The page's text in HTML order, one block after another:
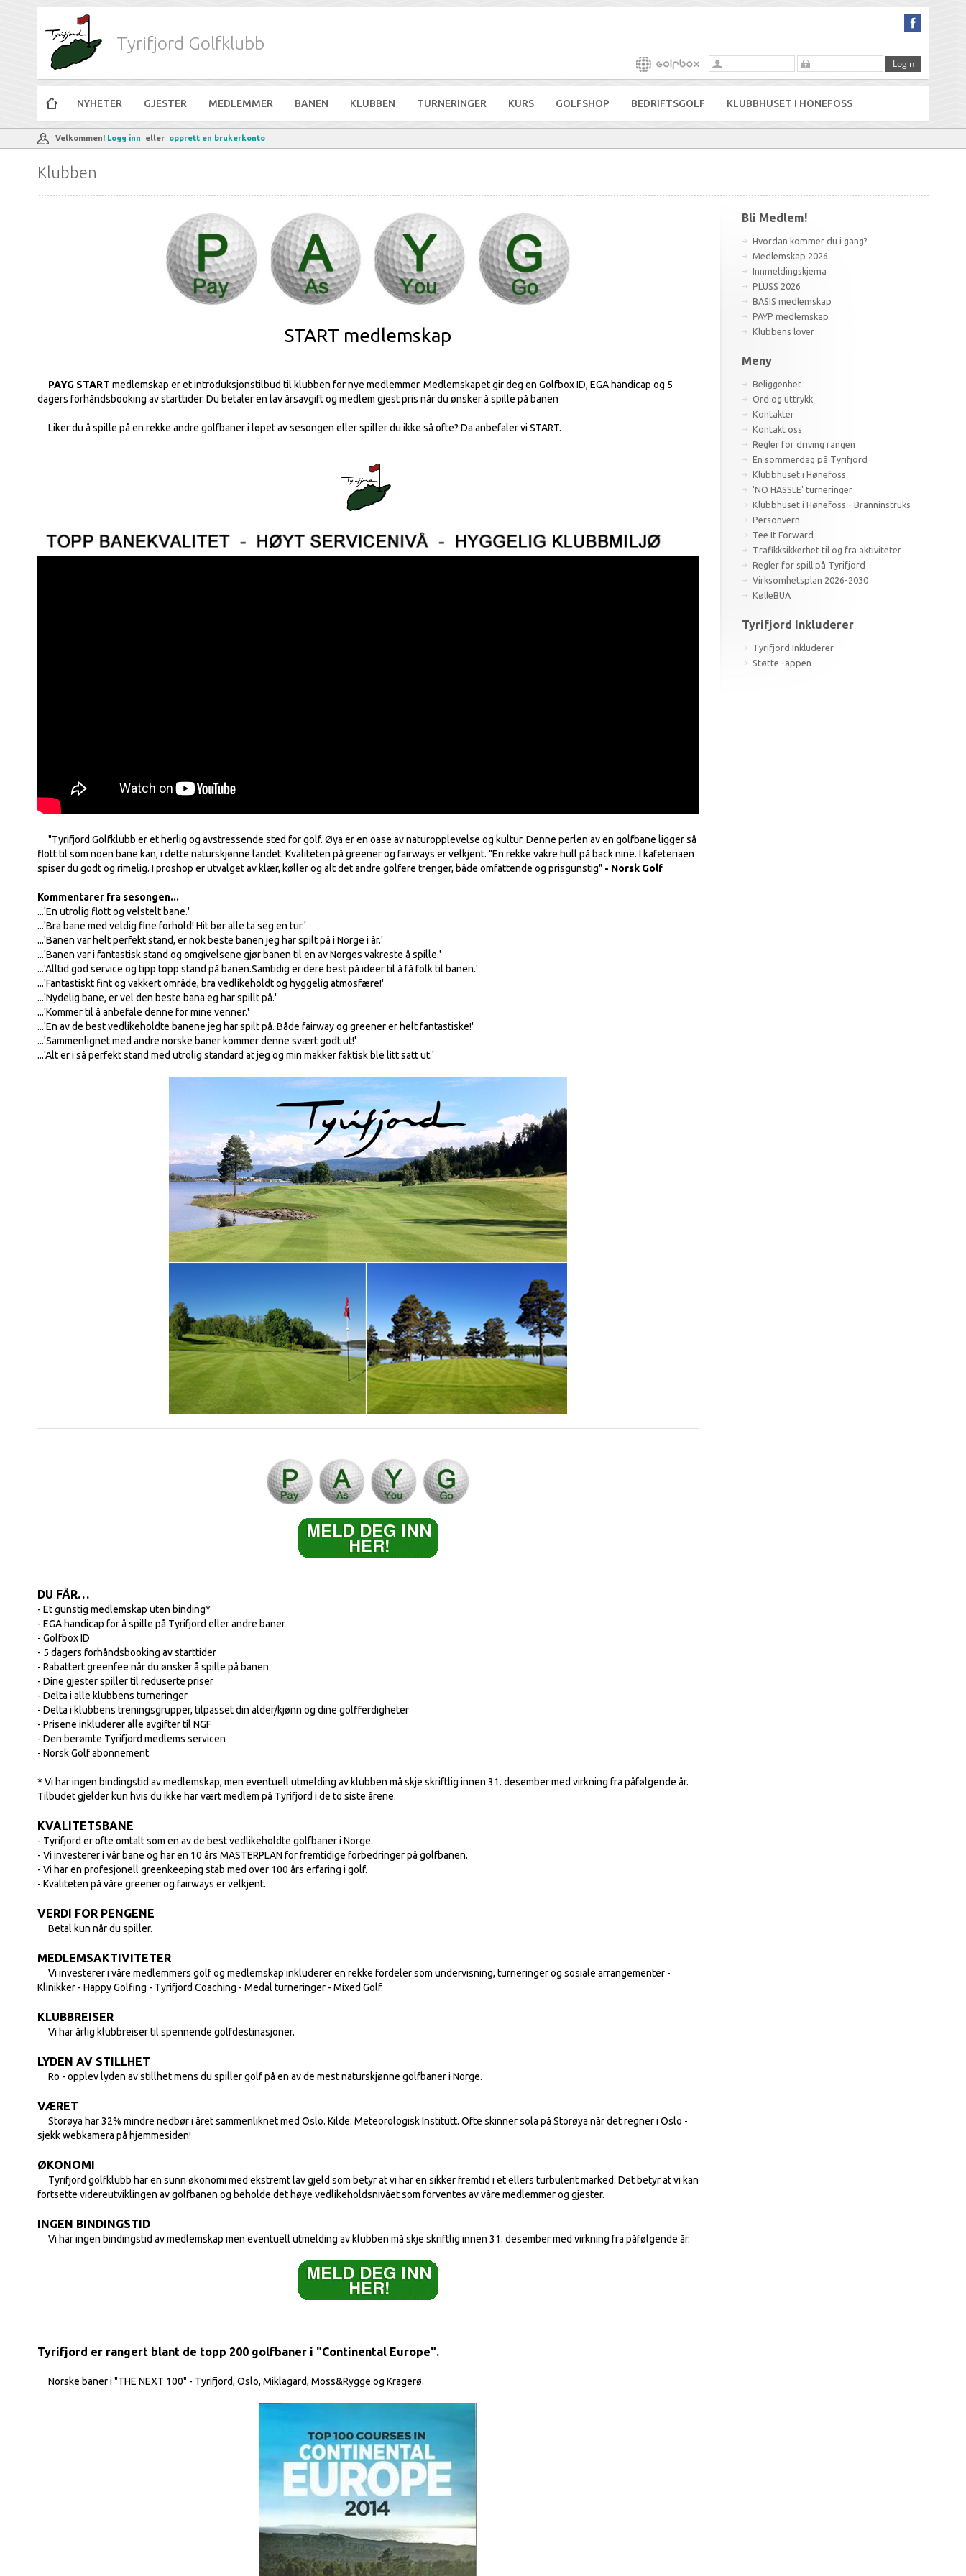
Tyrifjord Golfklubb
NYHETER GJESTER MEDLEMMER BANEN KLUBBEN TURNERINGER KURS GOLFSHOP BEDRIFTSGOLF KLUBBHUSET I HONEFOSS
Velkommen! Logg inn eller opprett en brukerkonto
Klubben
START medlemskap
PAYG START medlemskap er et introduksjonstilbud til klubben for nye medlemmer. Medlemskapet gir deg en Golfbox ID, EGA handicap og 5
dagers forhåndsbooking av starttider. Du betaler en lav årsavgift og medlem gjest pris når du ønsker å spille på banen
Liker du å spille på en rekke andre golfbaner i løpet av sesongen eller spiller du ikke så ofte? Da anbefaler vi START.
"Tyrifjord Golfklubb er et herlig og avstressende sted for golf. Øya er en oase av naturopplevelse og kultur. Denne perlen av en golfbane ligger så
flott til som noen bane kan, i dette naturskjønne landet. Kvaliteten på greener og fairways er velkjent. "En rekke vakre hull på back nine. I kafeteriaen
spiser du godt og rimelig. I proshop er utvalget av klær, køller og alt det andre golfere trenger, både omfattende og prisgunstig" - Norsk Golf
Kommentarer fra sesongen...
...'En utrolig flott og velstelt bane.'
...'Bra bane med veldig fine forhold! Hit bør alle ta seg en tur.'
...'Banen var helt perfekt stand, er nok beste banen jeg har spilt på i Norge i år.'
...'Banen var i fantastisk stand og omgivelsene gjør banen til en av Norges vakreste å spille.'
...'Alltid god service og tipp topp stand på banen.Samtidig er dere best på ideer til å få folk til banen.'
...'Fantastiskt fint og vakkert område, bra vedlikeholdt og hyggelig atmosfære!'
...'Nydelig bane, er vel den beste bana eg har spillt på.'
...'Kommer til å anbefale denne for mine venner.'
...'En av de best vedlikeholdte banene jeg har spilt på. Både fairway og greener er helt fantastiske!'
...'Sammenlignet med andre norske baner kommer denne svært godt ut!'
...'Alt er i så perfekt stand med utrolig standard at jeg og min makker faktisk ble litt satt ut.'
DU FÅR…
- Et gunstig medlemskap uten binding*
- EGA handicap for å spille på Tyrifjord eller andre baner
- Golfbox ID
- 5 dagers forhåndsbooking av starttider
- Rabattert greenfee når du ønsker å spille på banen
- Dine gjester spiller til reduserte priser
- Delta i alle klubbens turneringer
- Delta i klubbens treningsgrupper, tilpasset din alder/kjønn og dine golfferdigheter
- Prisene inkluderer alle avgifter til NGF
- Den berømte Tyrifjord medlems servicen
- Norsk Golf abonnement
* Vi har ingen bindingstid av medlemskap, men eventuell utmelding av klubben må skje skriftlig innen 31. desember med virkning fra påfølgende år.
Tilbudet gjelder kun hvis du ikke har vært medlem på Tyrifjord i de to siste årene.
KVALITETSBANE
- Tyrifjord er ofte omtalt som en av de best vedlikeholdte golfbaner i Norge.
- Vi investerer i vår bane og har en 10 års MASTERPLAN for fremtidige forbedringer på golfbanen.
- Vi har en profesjonell greenkeeping stab med over 100 års erfaring i golf.
- Kvaliteten på våre greener og fairways er velkjent.
VERDI FOR PENGENE
Betal kun når du spiller.
MEDLEMSAKTIVITETER
Vi investerer i våre medlemmers golf og medlemskap inkluderer en rekke fordeler som undervisning, turneringer og sosiale arrangementer -
Klinikker - Happy Golfing - Tyrifjord Coaching - Medal turneringer - Mixed Golf.
KLUBBREISER
Vi har årlig klubbreiser til spennende golfdestinasjoner.
LYDEN AV STILLHET
Ro - opplev lyden av stillhet mens du spiller golf på en av de mest naturskjønne golfbaner i Norge.
VÆRET
Storøya har 32% mindre nedbør i året sammenliknet med Oslo. Kilde: Meteorologisk Institutt. Ofte skinner sola på Storøya når det regner i Oslo -
sjekk webkamera på hjemmesiden!
ØKONOMI
Tyrifjord golfklubb har en sunn økonomi med ekstremt lav gjeld som betyr at vi har en sikker fremtid i et ellers turbulent marked. Det betyr at vi kan
fortsette videreutviklingen av golfbanen og beholde det høye vedlikeholdsnivået som forventes av våre medlemmer og gjester.
INGEN BINDINGSTID
Vi har ingen bindingstid av medlemskap men eventuell utmelding av klubben må skje skriftlig innen 31. desember med virkning fra påfølgende år.
Tyrifjord er rangert blant de topp 200 golfbaner i "Continental Europe".
Norske baner i "THE NEXT 100" - Tyrifjord, Oslo, Miklagard, Moss&Rygge og Kragerø.
Bli Medlem!
Hvordan kommer du i gang?
Medlemskap 2026
Innmeldingskjema
PLUSS 2026
BASIS medlemskap
PAYP medlemskap
Klubbens lover
Meny
Beliggenhet
Ord og uttrykk
Kontakter
Kontakt oss
Regler for driving rangen
En sommerdag på Tyrifjord
Klubbhuset i Hønefoss
'NO HASSLE' turneringer
Klubbhuset i Hønefoss - Branninstruks
Personvern
Tee It Forward
Trafikksikkerhet til og fra aktiviteter
Regler for spill på Tyrifjord
Virksomhetsplan 2026-2030
KølleBUA
Tyrifjord Inkluderer
Tyrifjord Inkluderer
Støtte -appen